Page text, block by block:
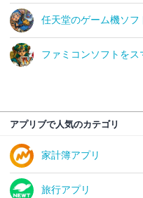
任天堂のゲーム機ソフ
ファミコンソフトをス
アプリブで人気のカテゴリ
家計簿アプリ
旅行アプリ